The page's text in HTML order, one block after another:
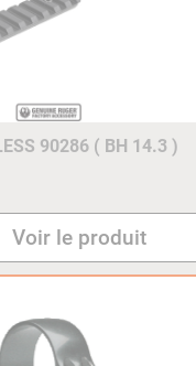
90286 ( BH 14.3 )
Voir le produit